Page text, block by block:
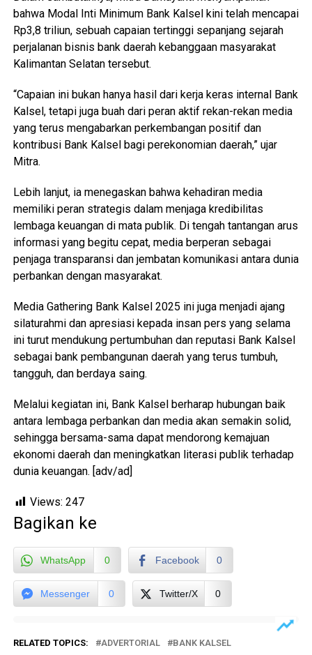
bahwa Modal Inti Minimum Bank Kalsel kini telah mencapai
Rp3,8 triliun, sebuah capaian tertinggi sepanjang sejarah
perjalanan bisnis bank daerah kebanggaan masyarakat
Kalimantan Selatan tersebut.
“Capaian ini bukan hanya hasil dari kerja keras internal Bank
Kalsel, tetapi juga buah dari peran aktif rekan-rekan media
yang terus mengabarkan perkembangan positif dan
kontribusi Bank Kalsel bagi perekonomian daerah,” ujar
Mitra.
Lebih lanjut, ia menegaskan bahwa kehadiran media
memiliki peran strategis dalam menjaga kredibilitas
lembaga keuangan di mata publik. Di tengah tantangan arus
informasi yang begitu cepat, media berperan sebagai
penjaga transparansi dan jembatan komunikasi antara dunia
perbankan dengan masyarakat.
Media Gathering Bank Kalsel 2025 ini juga menjadi ajang
silaturahmi dan apresiasi kepada insan pers yang selama
ini turut mendukung pertumbuhan dan reputasi Bank Kalsel
sebagai bank pembangunan daerah yang terus tumbuh,
tangguh, dan berdaya saing.
Melalui kegiatan ini, Bank Kalsel berharap hubungan baik
antara lembaga perbankan dan media akan semakin solid,
sehingga bersama-sama dapat mendorong kemajuan
ekonomi daerah dan meningkatkan literasi publik terhadap
dunia keuangan. [adv/ad]
Views: 247
Bagikan ke
WhatsApp 0 Facebook 0
Messenger 0 Twitter/X 0
RELATED TOPICS: ADVERTORIAL BANK KALSEL